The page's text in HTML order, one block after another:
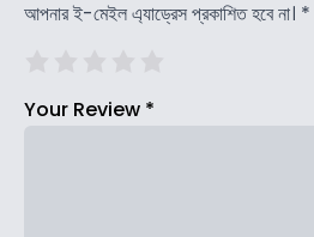
আপনার ই-মেইল এ্যাড্রেস প্রকাশিত হবে না। *
Your Review *